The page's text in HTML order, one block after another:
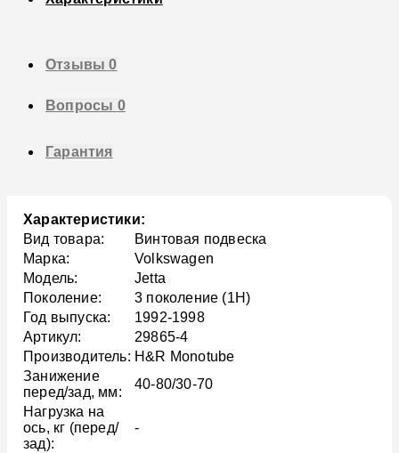
Отзывы0
Вопросы 0
Гарантия
Характеристики:
Вид товара:
Винтовая подвеска
Марка:
Volkswagen
Модель:
Jetta
Поколение:
3 поколение (1H)
Год выпуска:
1992-1998
Артикул:
29865-4
Производитель: H&R Monotube
Занижение
перед/зад, мм:
40-80/30-70
Нагрузка на
ось, кг (перед/
зад):
-